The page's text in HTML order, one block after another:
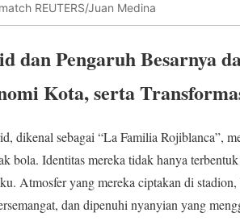
REUTERS/Juan Medina
dan Pengaruh Besarnya
Kota, serta
dikenal sebagai “La Familia Rojiblanca”,
bola. Identitas mereka tidak hanya
Atmosfer yang mereka ciptakan di
dan dipenuhi nyanyian yang